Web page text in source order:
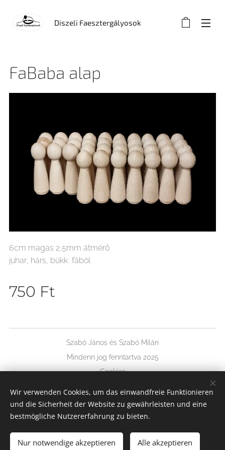
Diszeli Faesztergályosok
FaBaba alap
6cm magas 2,5mm átmérő
juhar, hárs, bükk fából
750 Ft
Zum Warenkorb hinzufügen
Szabó János és Szabó Milán
Mindenn jog fenntartva 2025
Cookies
Sprachen
Magyar
Deutsch English
Wir verwenden Cookies, um das einwandfreie Funktionieren
und die Sicherheit der Website zu gewährleisten und eine
bestmögliche Nutzererfahrung zu bieten.
Nur notwendige akzeptieren Alle akzeptieren